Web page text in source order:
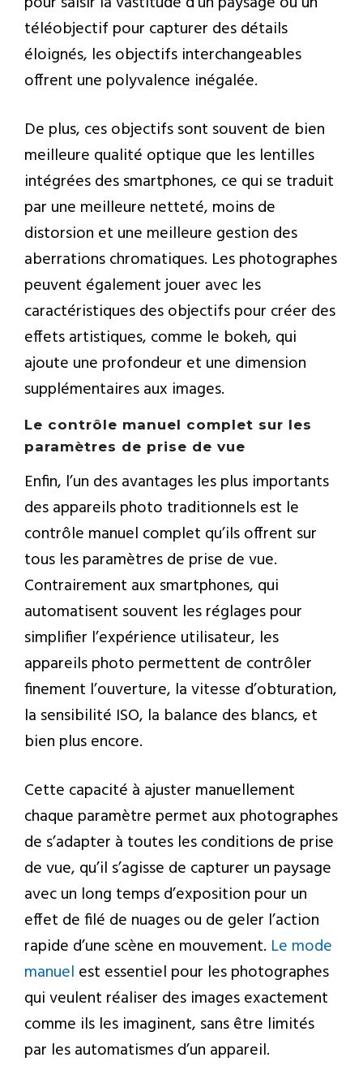
téléobjectif pour capturer des détails
éloignés, les objectifs interchangeables
offrent une polyvalence inégalée.
De plus, ces objectifs sont souvent de bien
meilleure qualité optique que les lentilles
intégrées des smartphones, ce qui se traduit
par une meilleure netteté, moins de
distorsion et une meilleure gestion des
aberrations chromatiques. Les photographes
peuvent également jouer avec les
caractéristiques des objectifs pour créer des
effets artistiques, comme le bokeh, qui
ajoute une profondeur et une dimension
supplémentaires aux images.
Le contrôle manuel complet sur les
paramètres de prise de vue
Enfin, l’un des avantages les plus importants
des appareils photo traditionnels est le
contrôle manuel complet qu’ils offrent sur
tous les paramètres de prise de vue.
Contrairement aux smartphones, qui
automatisent souvent les réglages pour
simplifier l’expérience utilisateur, les
appareils photo permettent de contrôler
finement l’ouverture, la vitesse d’obturation,
la sensibilité ISO, la balance des blancs, et
bien plus encore.
Cette capacité à ajuster manuellement
chaque paramètre permet aux photographes
de s’adapter à toutes les conditions de prise
de vue, qu’il s’agisse de capturer un paysage
avec un long temps d’exposition pour un
effet de filé de nuages ou de geler l’action
rapide d’une scène en mouvement. Le mode
manuel est essentiel pour les photographes
qui veulent réaliser des images exactement
comme ils les imaginent, sans être limités
par les automatismes d’un appareil.